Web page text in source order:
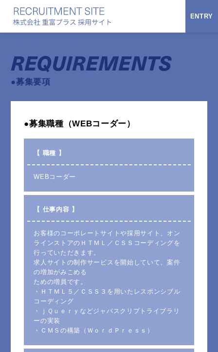
ENTRY
REQUIREMENTS
●募集要項
●募集職種（WEBコーダー）
【 職種 】
WEBコーダー
【 仕事内容 】
お客様のコーポレートサイトや採用サイト、オン
ラインストアのＨＴＭＬ／ＣＳＳコーディングを
行っていただきます。
求人サイトの制作サービスを開始していて、案件
の増加がみこめる
ための増員です。
・ＨＴＭＬ５／ＣＳＳ３を用いたレスポンシブル
コーディング
・ｊＱｕｅｒｙなどジャバスクリプトライブラリ
ーの実装
・ＣＭＳの構築（ＷｏｒｄＰｒｅｓｓ）